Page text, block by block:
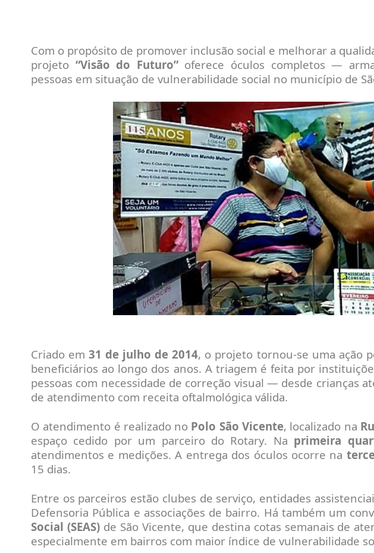
Com o propósito de promover inclusão social e melhorar a
projeto “Visão do Futuro”oferece óculos completos —
pessoas em situação de vulnerabilidade social no município de
Criado em31 de julho de 2014, o projeto tornou-se uma ação
beneficiários ao longo dos anos. A triagem é feita por
pessoas com necessidade de correção visual — desde crianças
de atendimento com receita oftalmológica válida.
O atendimento é realizado no Polo São Vicente, localizado na
espaço cedido por um parceiro do Rotary. Na primeira
atendimentos e medições. A entrega dos óculos ocorre na
15 dias.
Entre os parceiros estão clubes de serviço, entidades
Defensoria Pública e associações de bairro. Há também um
Social (SEAS)de São Vicente, que destina cotas semanais de
especialmente em bairros com maior índice de vulnerabilidade